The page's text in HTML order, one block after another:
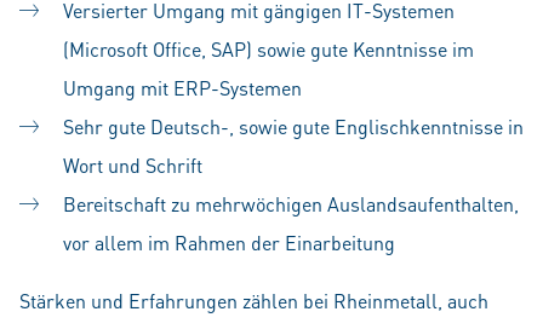
Versierter Umgang mit gängigen IT-Systemen
(Microsoft Office, SAP) sowie gute Kenntnisse im
Umgang mit ERP-Systemen
Sehr gute Deutsch-, sowie gute Englischkenntnisse in
Wort und Schrift
Bereitschaft zu mehrwöchigen Auslandsaufenthalten,
vor allem im Rahmen der Einarbeitung
Stärken und Erfahrungen zählen bei Rheinmetall, auch